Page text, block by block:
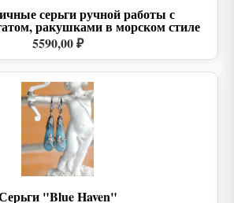
серьги ручной работы с
ракушками в морском стиле
5590,00 ₽
"Blue Haven"